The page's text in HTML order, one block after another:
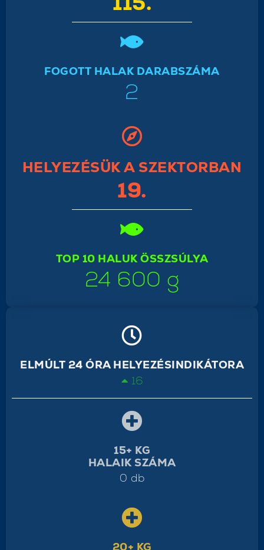
FOGOTT HALAK DARABSZÁMA
2
HELYEZÉSÜK A SZEKTORBAN
19.
TOP 10 HALUK ÖSSZSÚLYA
24 600 g
ELMÚLT 24 ÓRA HELYEZÉSINDIKÁTORA
16
15+ KG
HALAIK SZÁMA
0 db
20+ KG